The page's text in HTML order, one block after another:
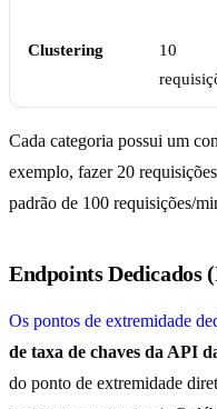
Clustering
10
Cada categoria possui um
exemplo, fazer 20
padrão de 100 requisições/
Endpoints Dedicados
Os pontos de extremidade
de taxa de chaves da API
do ponto de extremidade